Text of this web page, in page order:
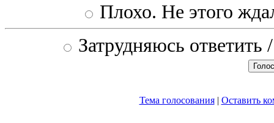
Плохо. Не этого
Затрудняюсь
Тема голосования| Оставить